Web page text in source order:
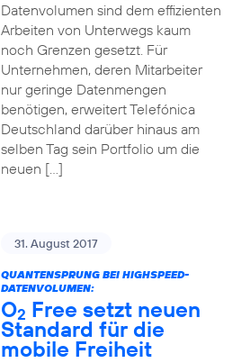
Datenvolumen sind dem effizienten
Arbeiten von Unterwegs kaum
noch Grenzen gesetzt. Für
Unternehmen, deren Mitarbeiter
nur geringe Datenmengen
benötigen, erweitert Telefónica
Deutschland darüber hinaus am
selben Tag sein Portfolio um die
neuen […]
31. August 2017
QUANTENSPRUNG BEI HIGHSPEED-
DATENVOLUMEN:
O2 Free setzt neuen
Standard für die
mobile Freiheit